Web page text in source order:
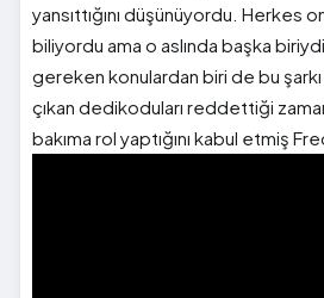
yansıttığını düşünüyordu. Herkes
biliyordu ama o aslında başka
gereken konulardan biri de bu şarkı
çıkan dedikoduları reddettiği
bakıma rol yaptığını kabul etmiş